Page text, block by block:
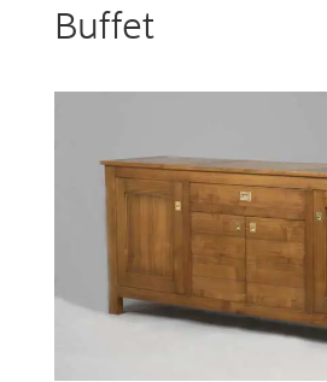
Buffet